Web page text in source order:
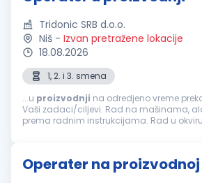
Tridonic SRB d.o.o.
Niš - Izvan pretražene lokacije
18.08.2026
1, 2. i 3. smena
...u proizvodnji na odredjeno vreme
Vaši zadaci/ciljevi: Rad na mašinama, alatima i opremi
prema radnim instrukcijama. Rad u
Operater na